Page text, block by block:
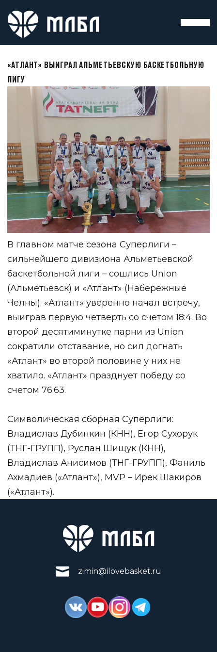
«АТЛАНТ» ВЫИГРАЛ АЛЬМЕТЬЕВСКУЮ БАСКЕТБОЛЬНУЮ
ЛИГУ
В главном матче сезона Суперлиги –
сильнейшего дивизиона Альметьевской
баскетбольной лиги – сошлись Union
(Альметьевск) и «Атлант» (Набережные
Челны). «Атлант» уверенно начал встречу,
выиграв первую четверть со счетом 18:4. Во
второй десятиминутке парни из Union
сократили отставание, но сил догнать
«Атлант» во второй половине у них не
хватило. «Атлант» празднует победу со
счетом 76:63.
Символическая сборная Суперлиги:
Владислав Дубинкин (КНН), Егор Сухорук
(ТНГ-ГРУПП), Руслан Шищук (КНН),
Владислав Анисимов (ТНГ-ГРУПП), Фаниль
Ахмадиев («Атлант»), MVP – Ирек Шакиров
(«Атлант»).
zimin@ilovebasket.ru